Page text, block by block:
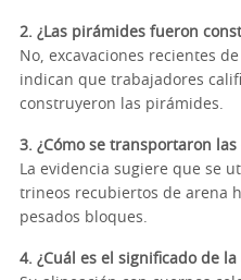
2. ¿Las pirámides fueron
No, excavaciones recientes
indican que trabajadores
construyeron las pirámides.
3. ¿Cómo se transportaron
La evidencia sugiere que se
trineos recubiertos de arena
pesados bloques.
4. ¿Cuál es el significado de